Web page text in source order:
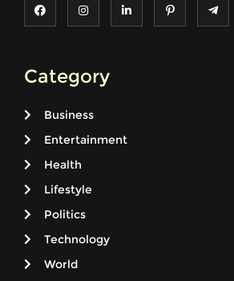
Category
Business
Entertainment
Health
Lifestyle
Politics
Technology
World